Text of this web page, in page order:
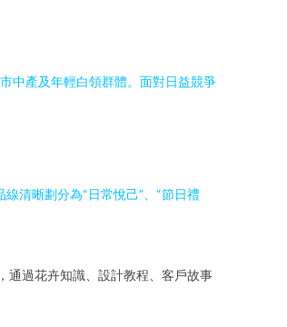
中產及年輕白領群體。面對日益競爭
清晰劃分為“日常悅己”、“節日禮
通過花卉知識、設計教程、客戶故事